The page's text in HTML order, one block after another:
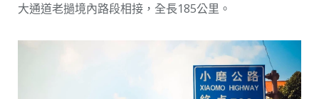
大通道老撾境內路段相接，全長185公里。